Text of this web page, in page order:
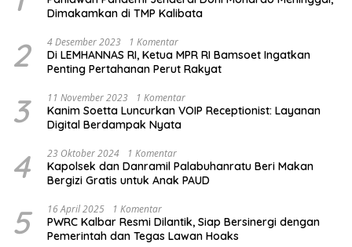
Dimakamkan di TMP Kalibata
2 4 Desember 2023 1 Komentar
Di LEMHANNAS RI, Ketua MPR RI Bamsoet Ingatkan
Penting Pertahanan Perut Rakyat
3 11 November 2023 1 Komentar
Kanim Soetta Luncurkan VOIP Receptionist: Layanan
Digital Berdampak Nyata
4 23 Oktober 2024 1 Komentar
Kapolsek dan Danramil Palabuhanratu Beri Makan
Bergizi Gratis untuk Anak PAUD
5 16 April 2025 1 Komentar
PWRC Kalbar Resmi Dilantik, Siap Bersinergi dengan
Pemerintah dan Tegas Lawan Hoaks